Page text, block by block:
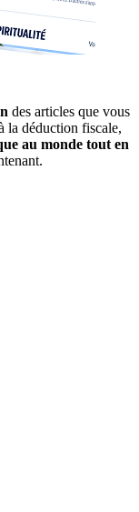
des articles que vous
la déduction fiscale,
au monde tout en